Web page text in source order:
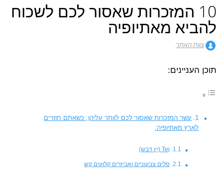
10 המזכרות שאסור לכם לשכוח
להביא מאתיופיה
צוות האתר
תוכן העניינים:
עשר המזכרות שאסור לכם לוותר עליהן, כשאתם חוזרים
לארץ מאתיופיה:
Tej (יין דבש)
סלים צבעוניים ואביזרים קלועים קש